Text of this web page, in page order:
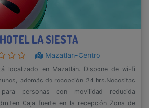
HOTEL LA SIESTA
Mazatlan-Centro
localizado en Mazatlán. Dispone de wi-fi
además de recepción 24 hrs.Necesitas
personas con movilidad reducida
Caja fuerte en la recepción Zona de